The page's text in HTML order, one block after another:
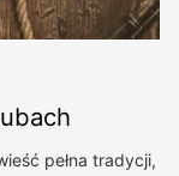
pełna tradycji,